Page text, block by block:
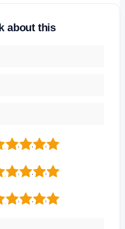
about this
5
4
3
5
4
3
5
4
3